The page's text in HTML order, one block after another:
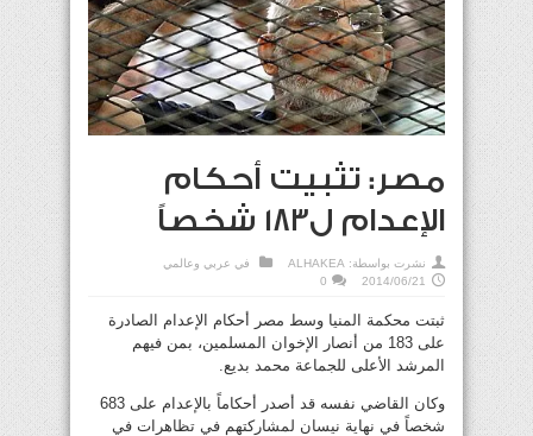
مصر: تثبيت أحكام
الإعدام ل183 شخصاً
نشرت بواسطة: ALHAKEA في عربي وعالمي
2014/06/21
0
ثبتت محكمة المنيا وسط مصر أحكام الإعدام الصادرة
على 183 من أنصار الإخوان المسلمين، بمن فيهم
المرشد الأعلى للجماعة محمد بديع.
وكان القاضي نفسه قد أصدر أحكاماً بالإعدام على 683
شخصاً في نهاية نيسان لمشاركتهم في تظاهرات في